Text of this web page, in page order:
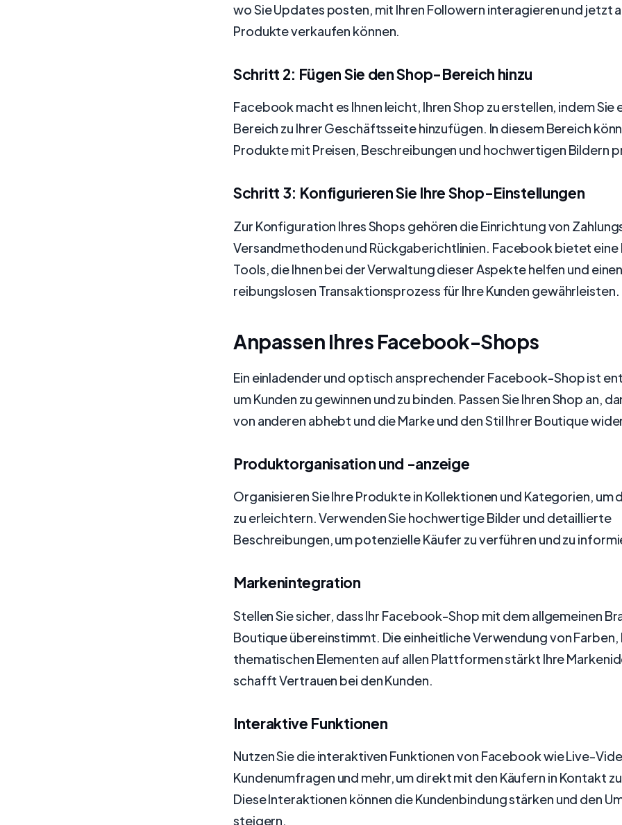
wo Sie Updates posten, mit Ihren Followern interagieren und jetzt
Produkte verkaufen können.
Schritt 2: Fügen Sie den Shop-Bereich hinzu
Facebook macht es Ihnen leicht, Ihren Shop zu erstellen, indem Sie
Bereich zu Ihrer Geschäftsseite hinzufügen. In diesem Bereich
Produkte mit Preisen, Beschreibungen und hochwertigen Bildern
Schritt 3: Konfigurieren Sie Ihre Shop-Einstellungen
Zur Konfiguration Ihres Shops gehören die Einrichtung von
Versandmethoden und Rückgaberichtlinien. Facebook bietet eine
Tools, die Ihnen bei der Verwaltung dieser Aspekte helfen und
reibungslosen Transaktionsprozess für Ihre Kunden gewährleisten.
Anpassen Ihres Facebook-Shops
Ein einladender und optisch ansprechender Facebook-Shop ist
um Kunden zu gewinnen und zu binden. Passen Sie Ihren Shop an,
von anderen abhebt und die Marke und den Stil Ihrer Boutique
Produktorganisation und -anzeige
Organisieren Sie Ihre Produkte in Kollektionen und Kategorien, um
zu erleichtern. Verwenden Sie hochwertige Bilder und detaillierte
Beschreibungen, um potenzielle Käufer zu verführen und zu
Markenintegration
Stellen Sie sicher, dass Ihr Facebook-Shop mit dem allgemeinen
Boutique übereinstimmt. Die einheitliche Verwendung von Farben,
thematischen Elementen auf allen Plattformen stärkt Ihre
schafft Vertrauen bei den Kunden.
Interaktive Funktionen
Nutzen Sie die interaktiven Funktionen von Facebook wie Live-
Kundenumfragen und mehr, um direkt mit den Käufern in Kontakt
Diese Interaktionen können die Kundenbindung stärken und den
steigern.